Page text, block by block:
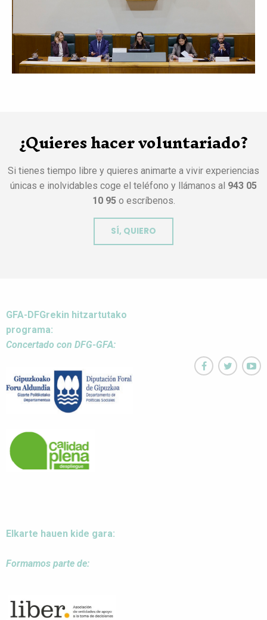
¿Quieres hacer voluntariado?
Si tienes tiempo libre y quieres animarte a vivir experiencias
únicas e inolvidables coge el teléfono y llámanos al 943 05
10 95 o escríbenos.
SÍ, QUIERO
GFA-DFGrekin hitzartutako
programa:
Concertado con DFG-GFA:
Elkarte hauen kide gara:
Formamos parte de:
  